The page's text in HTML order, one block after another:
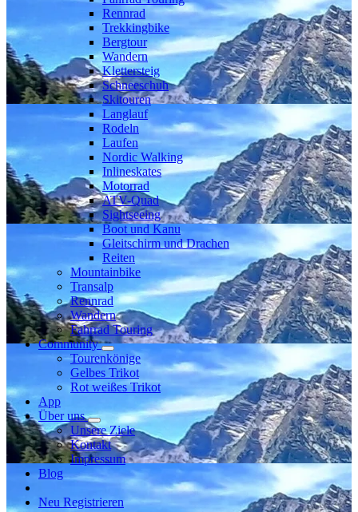
Rennrad
Trekkingbike
Bergtour
Wandern
Klettersteig
Schneeschuh
Skitouren
Langlauf
Rodeln
Laufen
Nordic Walking
Inlineskates
Motorrad
ATV-Quad
Sightseeing
Boot und Kanu
Gleitschirm und Drachen
Reiten
Mountainbike
Transalp
Rennrad
Wandern
Fahrrad Touring
Community
Tourenkönige
Gelbes Trikot
Rot weißes Trikot
App
Über uns
Unsere Ziele
Kontakt
Impressum
Blog
Neu Registrieren